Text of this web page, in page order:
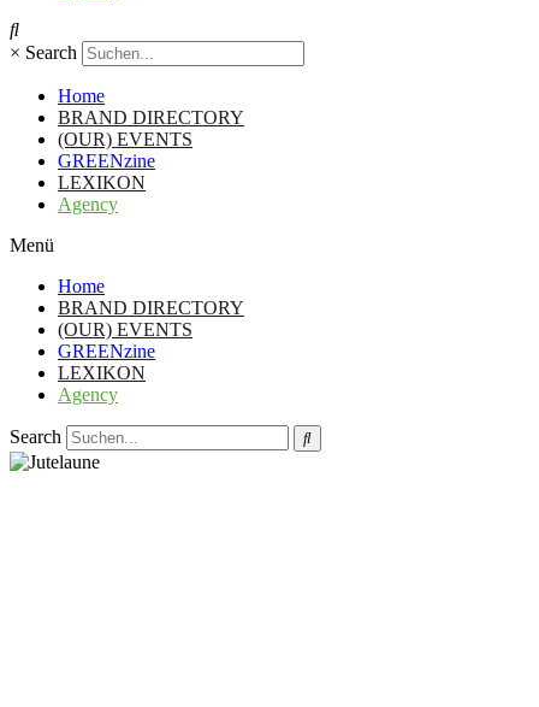
× Search
Home
BRAND DIRECTORY
(OUR) EVENTS
GREENzine
LEXIKON
Agency
Menü
Home
BRAND DIRECTORY
(OUR) EVENTS
GREENzine
LEXIKON
Agency
Search